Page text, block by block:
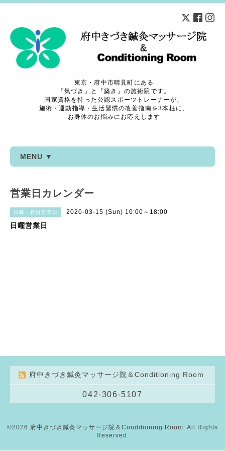
東京・府中市晴見町にある
『気づき』と『築き』の施術院です。
国家資格を持った公認スポーツトレーナーが、
施術・運動指導・生活習慣の改善指南を3本柱に、
お身体のお悩みにお応えします
MENU ▼
営業日カレンダー
日曜・祝日営業日 2020-03-15 (Sun) 10:00～18:00
日曜営業日
府中きづき鍼灸マッサージ院＆Conditioning Room
042-306-5107
©2026 府中きづき鍼灸マッサージ院＆Conditioning Room . All Rights
Reserved.